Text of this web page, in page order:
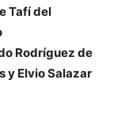
Tafí del
Rodríguez de
y Elvio Salazar